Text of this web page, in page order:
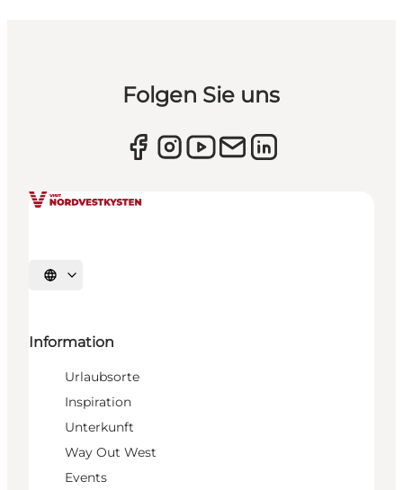
Folgen Sie uns
Sprache auswählen
Information
Urlaubsorte
Inspiration
Unterkunft
Way Out West
Events